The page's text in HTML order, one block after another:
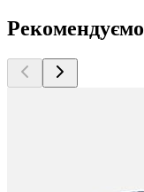
Рекомендуємо